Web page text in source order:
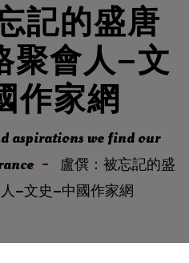
記的盛唐
聚會人–文
作家網
aspirations we find our
盧僎：被忘記的盛
–文史–中國作家網